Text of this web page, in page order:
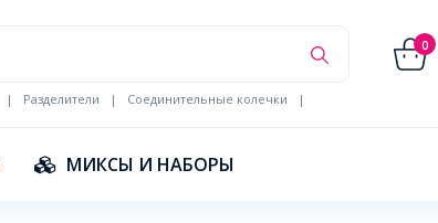
0
| Разделители | Соединительные колечки
|
МИКСЫ И НАБОРЫ